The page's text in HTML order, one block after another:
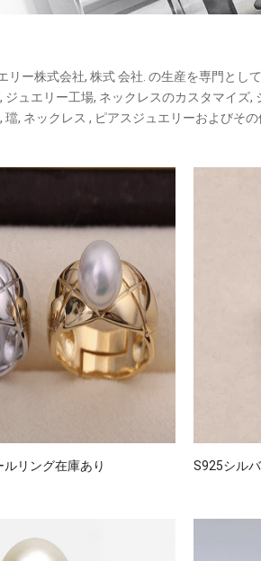
リー株式会社, 株式 会社. の生産を専門とし
ジュエリー工場, ネックレスのカスタマイズ
璫, ネックレス , ピアスジュエリーおよびその
リング在庫あり S925シル